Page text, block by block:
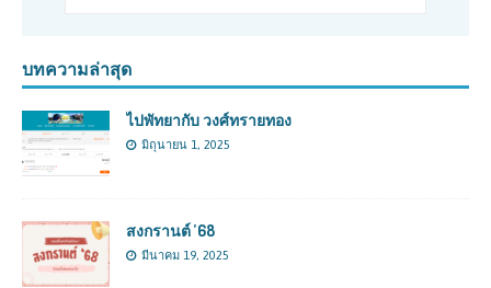
บทความล่าสุด
ไปพัทยากับ วงศ์ทรายทอง
มิถุนายน 1, 2025
สงกรานต์ ’68
มีนาคม 19, 2025